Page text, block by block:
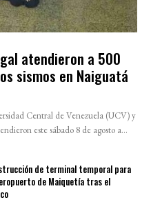
atendieron a 500
sismos en Naiguatá
Central de Venezuela (UCV) y
este sábado 8 de agosto a...
de terminal temporal para
de Maiquetía tras el